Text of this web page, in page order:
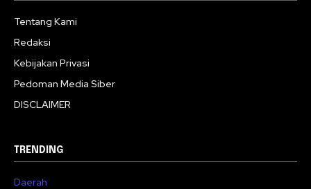
Tentang Kami
Redaksi
Kebijakan Privasi
Pedoman Media Siber
DISCLAIMER
TRENDING
Daerah